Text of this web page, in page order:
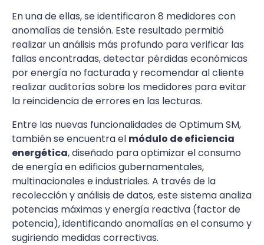
En una de ellas, se identificaron 8 medidores con
anomalías de tensión. Este resultado permitió
realizar un análisis más profundo para verificar las
fallas encontradas, detectar pérdidas económicas
por energía no facturada y recomendar al cliente
realizar auditorías sobre los medidores para evitar
la reincidencia de errores en las lecturas.
Entre las nuevas funcionalidades de Optimum SM,
también se encuentra el módulo de eficiencia
energética, diseñado para optimizar el consumo
de energía en edificios gubernamentales,
multinacionales e industriales. A través de la
recolección y análisis de datos, este sistema analiza
potencias máximas y energía reactiva (factor de
potencia), identificando anomalías en el consumo y
sugiriendo medidas correctivas.